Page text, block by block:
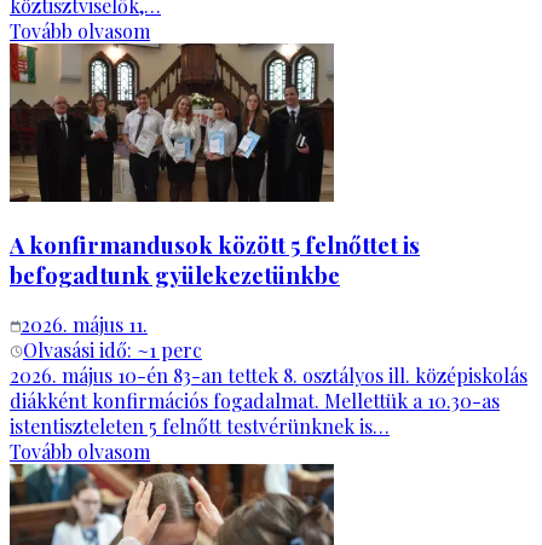
köztisztviselők,…
Tovább olvasom
A konfirmandusok között 5 felnőttet is
befogadtunk gyülekezetünkbe
2026. május 11.
Olvasási idő: ~1 perc
2026. május 10-én 83-an tettek 8. osztályos ill. középiskolás
diákként konfirmációs fogadalmat. Mellettük a 10.30-as
istentiszteleten 5 felnőtt testvérünknek is…
Tovább olvasom